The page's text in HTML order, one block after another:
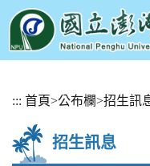
::: 首頁>公布欄>招生訊
招生訊息